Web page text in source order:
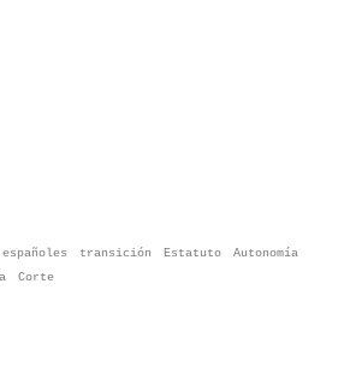
españoles transición Estatuto
Autonomía
Corte